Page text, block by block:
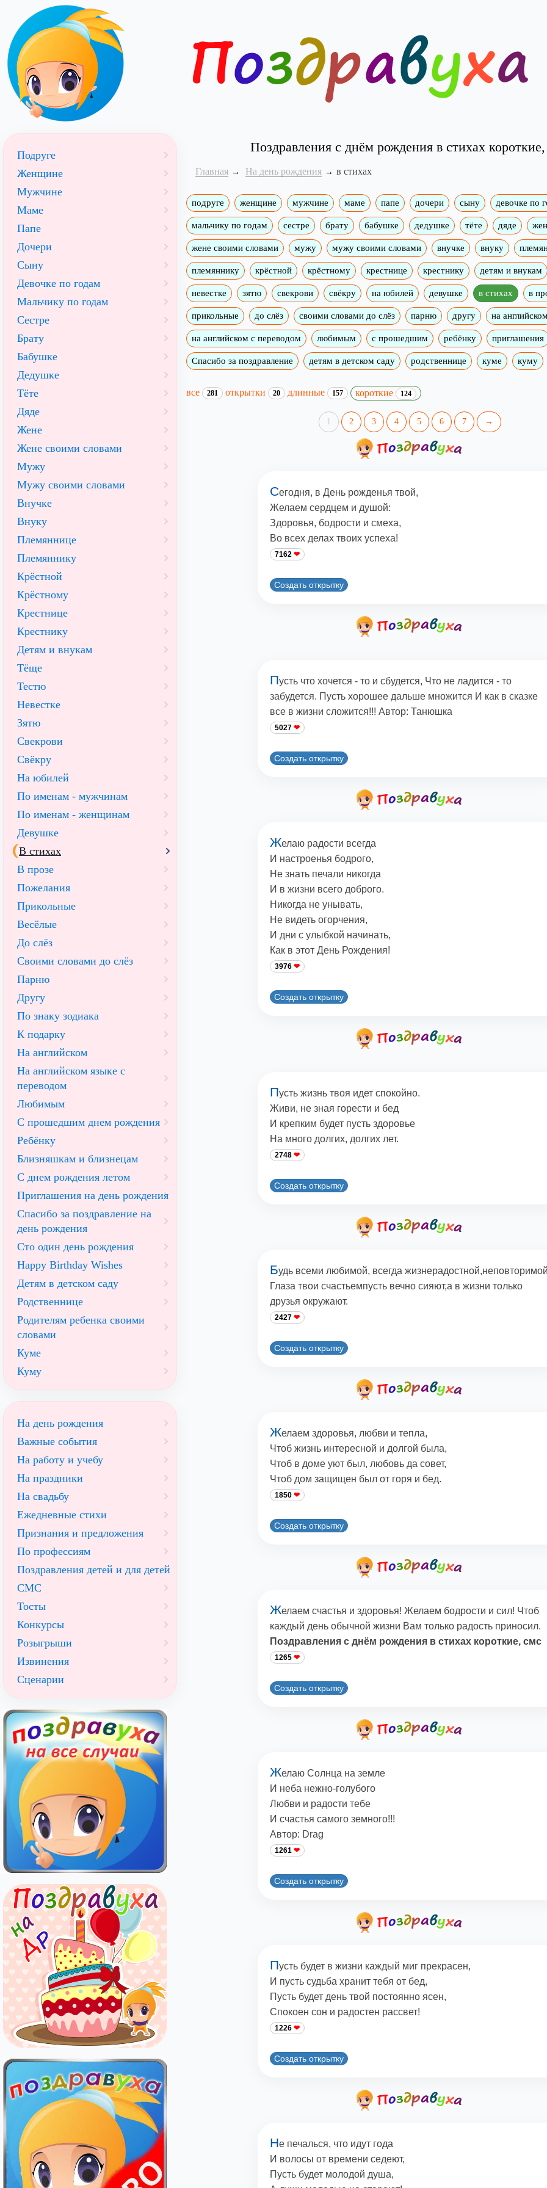
Поздравления с днём рождения в стихах
Главная На день рождения в стихах
подруге женщине мужчине маме папе дочери сыну девочке по
мальчику по годам сестре брату бабушке дедушке тёте дяде
жене своими словами мужу мужу своими словами внучке внуку
племяннику крёстной крёстному крестнице крестнику детям и внукам
невестке зятю свекрови свёкру на юбилей девушке в стихах в
прикольные до слёз своими словами до слёз парню другу на
на английском с переводом любимым с прошедшим ребёнку приглашения
Спасибо за поздравление детям в детском саду родственнице куме куму
все 281 открытки 20 длинные 157 короткие 124
1 2 3 4 5 6 7 →
Сегодня, в День рожденья твой,
Желаем сердцем и душой:
Здоровья, бодрости и смеха,
Во всех делах твоих успеха!
7162
Создать открытку
Пусть что хочется - то и сбудется, Что не ладится - то
забудется. Пусть хорошее дальше множится И как в сказке
все в жизни сложится!!! Автор: Танюшка
5027
Создать открытку
Желаю радости всегда
И настроенья бодрого,
Не знать печали никогда
И в жизни всего доброго.
Никогда не унывать,
Не видеть огорчения,
И дни с улыбкой начинать,
Как в этот День Рождения!
3976
Создать открытку
Пусть жизнь твоя идет спокойно.
Живи, не зная горести и бед
И крепким будет пусть здоровье
На много долгих, долгих лет.
2748
Создать открытку
Будь всеми любимой, всегда
Глаза твои счастьемпусть вечно сияют,а в жизни только
друзья окружают.
2427
Создать открытку
Желаем здоровья, любви и тепла,
Чтоб жизнь интересной и долгой была,
Чтоб в доме уют был, любовь да совет,
Чтоб дом защищен был от горя и бед.
1850
Создать открытку
Желаем счастья и здоровья! Желаем бодрости и сил! Чтоб
каждый день обычной жизни Вам только радость приносил.
Поздравления с днём рождения в стихах короткие, смс
1265
Создать открытку
Желаю Солнца на земле
И неба нежно-голубого
Любви и радости тебе
И счастья самого земного!!!
Автор: Drag
1261
Создать открытку
Пусть будет в жизни каждый миг прекрасен,
И пусть судьба хранит тебя от бед,
Пусть будет день твой постоянно ясен,
Спокоен сон и радостен рассвет!
1226
Создать открытку
Hе печалься, что идут года
И волосы от времени седеют,
Пусть будет молодой душа,
Подруге
Женщине
Мужчине
Маме
Папе
Дочери
Сыну
Девочке по годам
Мальчику по годам
Сестре
Брату
Бабушке
Дедушке
Тёте
Дяде
Жене
Жене своими словами
Мужу
Мужу своими словами
Внучке
Внуку
Племяннице
Племяннику
Крёстной
Крёстному
Крестнице
Крестнику
Детям и внукам
Тёще
Тестю
Невестке
Зятю
Свекрови
Свёкру
На юбилей
По именам - мужчинам
По именам - женщинам
Девушке
В стихах
В прозе
Пожелания
Прикольные
Весёлые
До слёз
Своими словами до слёз
Парню
Другу
По знаку зодиака
К подарку
На английском
На английском языке с
переводом
Любимым
С прошедшим днем рождения
Ребёнку
Близняшкам и близнецам
С днем рождения летом
Приглашения на день рождения
Спасибо за поздравление на
день рождения
Сто один день рождения
Happy Birthday Wishes
Детям в детском саду
Родственнице
Родителям ребенка своими
словами
Куме
Куму
На день рождения
Важные события
На работу и учебу
На праздники
На свадьбу
Ежедневные стихи
Признания и предложения
По профессиям
Поздравления детей и для детей
СМС
Тосты
Конкурсы
Розыгрыши
Извинения
Сценарии